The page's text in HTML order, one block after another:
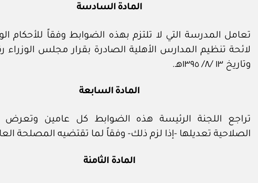
المادة السادسة
تعامل المدرسة التي لا تلتزم بهذه الضوابط وفقاً للأحكام
وتاريخ ١٣ /٨/ ١٣٩٥هـ.
المادة السابعة
تراجع اللجنة الرئيسة هذه الضوابط كل عامين
الصلاحية تعديلها -إذا لزم ذلك- وفقاً لما تقتضيه المصلحة
المادة الثامنة